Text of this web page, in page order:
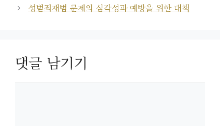
성범죄재범 문제의 심각성과 예방을 위한 대책
댓글 남기기